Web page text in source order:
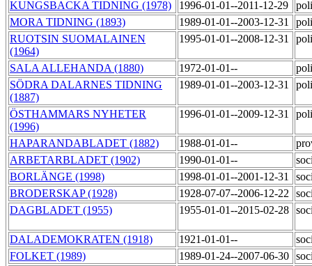
KUNGSBACKA TIDNING (1978) 1996-01-01--2011-12-29
MORA TIDNING (1893)
1989-01-01--2003-12-31
RUOTSIN SUOMALAINEN
(1964)
1995-01-01--2008-12-31
SALA ALLEHANDA (1880) 1972-01-01--
SÖDRA DALARNES TIDNING
(1887)
1989-01-01--2003-12-31
ÖSTHAMMARS NYHETER
(1996)
1996-01-01--2009-12-31
HAPARANDABLADET (1882) 1988-01-01--
ARBETARBLADET (1902)
1990-01-01--
BORLÄNGE (1998)
1998-01-01--2001-12-31
BRODERSKAP (1928)
1928-07-07--2006-12-22
DAGBLADET (1955)
1955-01-01--2015-02-28
DALADEMOKRATEN (1918) 1921-01-01--
FOLKET (1989)
1989-01-24--2007-06-30